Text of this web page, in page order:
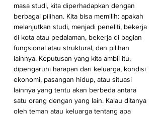
masa studi, kita diperhadapkan dengan
berbagai pilihan. Kita bisa memilih: apakah
melanjutkan studi, menjadi peneliti, bekerja
di kota atau pedalaman, bekerja di bagian
fungsional atau struktural, dan pilihan
lainnya. Keputusan yang kita ambil itu,
dipengaruhi harapan dari keluarga, kondisi
ekonomi, pasangan hidup, atau situasi
lainnya yang tentu akan berbeda antara
satu orang dengan yang lain. Kalau ditanya
oleh teman atau keluarga tentang apa